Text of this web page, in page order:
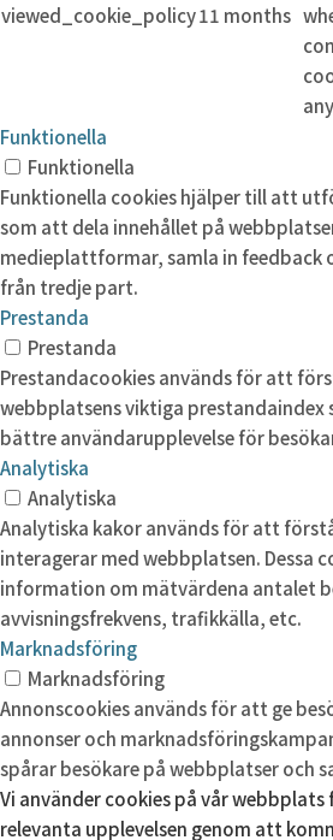
Vi använder cookies på vår
relevanta upplevelsen genom att
viewed_cookie_policy11 months
Funktionella
Funktionella
Funktionella cookies hjälper till att
som att dela innehållet på
medieplattformar, samla in feedback
från tredje part.
Prestanda
Prestanda
Prestandacookies används för att
webbplatsens viktiga prestandaindex
bättre användarupplevelse för
Analytiska
Analytiska
Analytiska kakor används för att
interagerar med webbplatsen. Dessa
information om mätvärdena antalet
avvisningsfrekvens, trafikkälla, etc.
Marknadsföring
Marknadsföring
Annonscookies används för att ge
annonser och
spårar besökare på webbplatser och
att tillhandahålla anpassade
Okategoriserade